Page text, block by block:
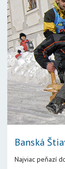
Banská
Najviac peňazí